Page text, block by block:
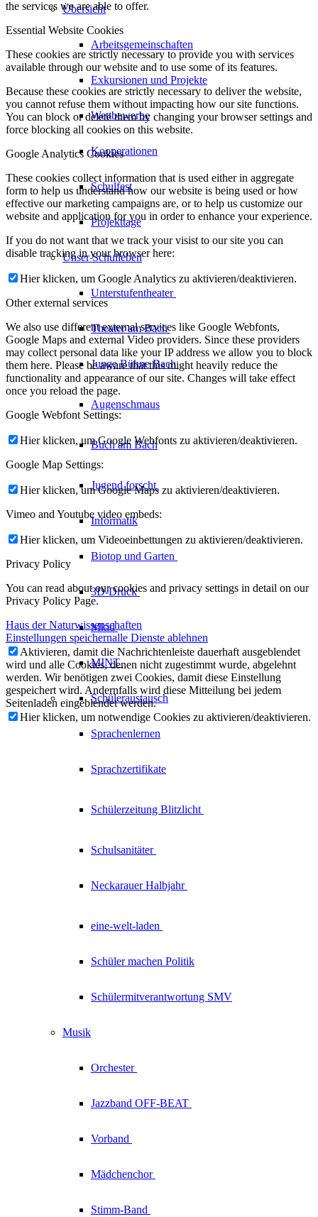
Übersicht
Arbeitsgemeinschaften
Exkursionen und Projekte
Wettbewerbe
Kooperationen
Schulfest
Projekttage
Unser Schulleben
Unterstufentheater
Theater amBach
Junge BühneBach
Augenschmaus
Buch am Bach
Jugend forscht
Informatik
Biotop und Garten
3D-Druck
Mkid
MINT
Schüleraustausch
Sprachenlernen
Sprachzertifikate
Schülerzeitung Blitzlicht
Schulsanitäter
NeckarauerHalbjahr
eine-welt-laden
Schüler machen Politik
Schülermitverantwortung SMV
Musik
Orchester
Jazzband OFF-BEAT
Vorband
Mädchenchor
Stimm-Band
the services we are able to offer.
Essential Website Cookies
These cookies are strictly necessary to provide you with services
available through our website and to use some of its features.
Because these cookies are strictly necessary to deliver the website,
you cannot refuse them without impacting how our site functions.
You can block or delete them by changing your browser settings and
force blocking all cookies on this website.
Google Analytics Cookies
These cookies collect information that is used either in aggregate
form to help us understand how our website is being used or how
effective our marketing campaigns are, or to help us customize our
website and application for you in order to enhance your experience.
If you do not want that we track your visist to our site you can
disable tracking in your browser here:
Hier klicken, um Google Analytics zu aktivieren/deaktivieren.
Other external services
We also use different external services like Google Webfonts,
Google Maps and external Video providers. Since these providers
may collect personal data like your IP address we allow you to block
them here. Please be aware that this might heavily reduce the
functionality and appearance of our site. Changes will take effect
once you reload the page.
Google Webfont Settings:
Hier klicken, um Google Webfonts zu aktivieren/deaktivieren.
Google Map Settings:
Hier klicken, um Google Maps zu aktivieren/deaktivieren.
Vimeo and Youtube video embeds:
Hier klicken, um Videoeinbettungen zu aktivieren/deaktivieren.
Privacy Policy
You can read about our cookies and privacy settings in detail on our
Privacy Policy Page.
Haus der Naturwissenschaften
Einstellungen speichernalle Dienste ablehnen
Aktivieren, damit die Nachrichtenleiste dauerhaft ausgeblendet
wird und alle Cookies, denen nicht zugestimmt wurde, abgelehnt
werden. Wir benötigen zwei Cookies, damit diese Einstellung
gespeichert wird. Andernfalls wird diese Mitteilung bei jedem
Seitenladen eingeblendet werden.
Hier klicken, um notwendige Cookies zu aktivieren/deaktivieren.